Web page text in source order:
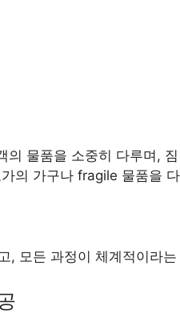
의 물품을 소중히 다루며,
의 가구나 fragile 물품을
, 모든 과정이 체계적이라